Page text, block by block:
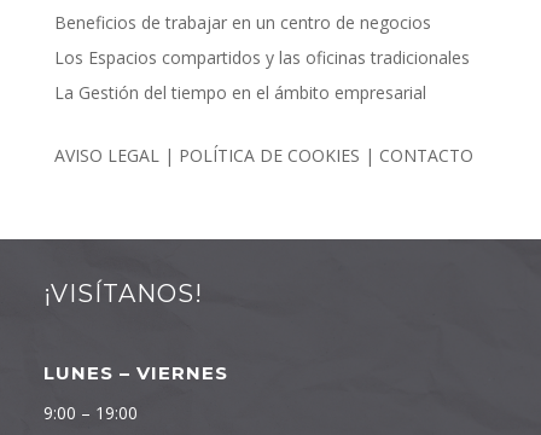
Beneficios de trabajar en un centro de negocios
Los Espacios compartidos y las oficinas tradicionales
La Gestión del tiempo en el ámbito empresarial
AVISO LEGAL | POLÍTICA DE COOKIES | CONTACTO
¡VISÍTANOS!
LUNES – VIERNES
9:00 – 19:00